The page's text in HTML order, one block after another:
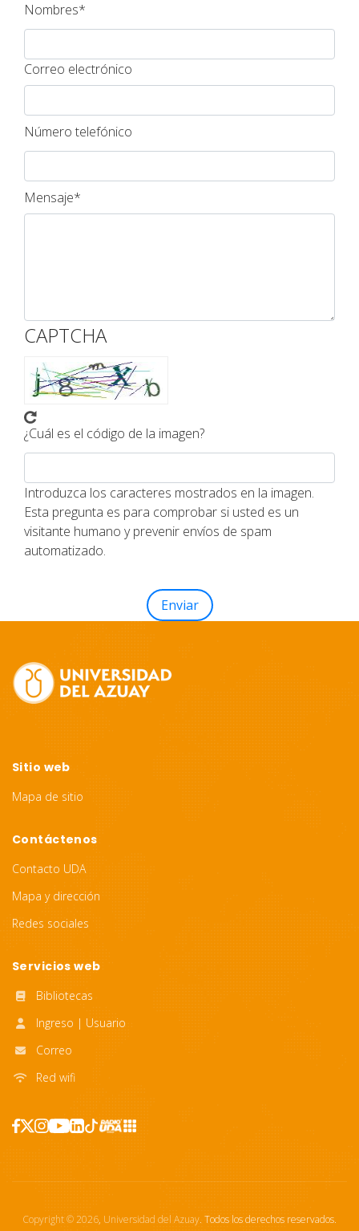
Nombres*
Correo electrónico
Número telefónico
Mensaje*
CAPTCHA
¿Cuál es el código de la imagen?
Introduzca los caracteres mostrados en la imagen.
Esta pregunta es para comprobar si usted es un
visitante humano y prevenir envíos de spam
automatizado.
Footer
Sitio web
Mapa de sitio
Contáctenos
Contacto UDA
Mapa y dirección
Redes sociales
Servicios web
Bibliotecas
Ingreso | Usuario
Correo
Red wifi
Copyright ©2026, Universidad del Azuay. Todos los derechos reservados.